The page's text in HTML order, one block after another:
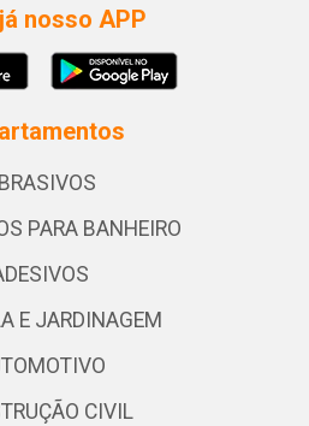
nosso APP
PARA BANHEIRO
E JARDINAGEM
CIVIL